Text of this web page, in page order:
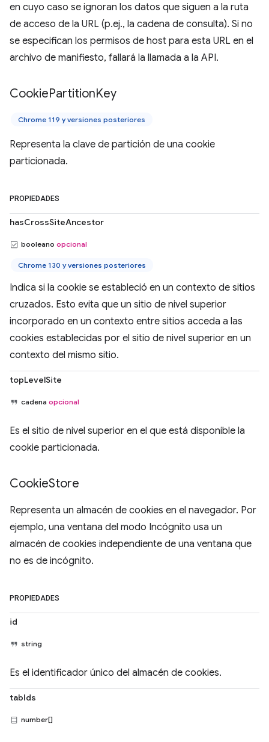
en cuyo caso se ignoran los datos que siguen a la ruta
de acceso de la URL (p.ej., la cadena de consulta). Si no
se especifican los permisos de host para esta URL en el
archivo de manifiesto, fallará la llamada a la API.
CookiePartitionKey
Chrome 119 y versiones posteriores
Representa la clave de partición de una cookie
particionada.
PROPIEDADES
hasCrossSiteAncestor
booleano opcional
Chrome 130 y versiones posteriores
Indica si la cookie se estableció en un contexto de sitios
cruzados. Esto evita que un sitio de nivel superior
incorporado en un contexto entre sitios acceda a las
cookies establecidas por el sitio de nivel superior en un
contexto del mismo sitio.
topLevelSite
cadena opcional
Es el sitio de nivel superior en el que está disponible la
cookie particionada.
CookieStore
Representa un almacén de cookies en el navegador. Por
ejemplo, una ventana del modo Incógnito usa un
almacén de cookies independiente de una ventana que
no es de incógnito.
PROPIEDADES
id
string
Es el identificador único del almacén de cookies.
tabIds
number[]